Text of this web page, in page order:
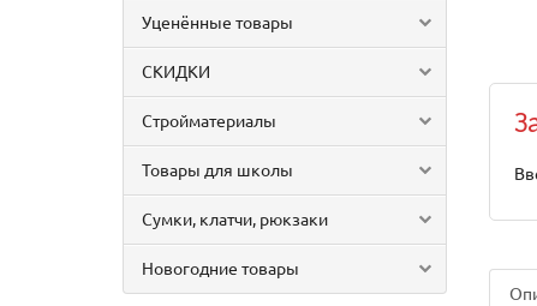
Уценённые товары
СКИДКИ
Стройматериалы
Товары для школы
Сумки, клатчи, рюкзаки
Новогодние товары